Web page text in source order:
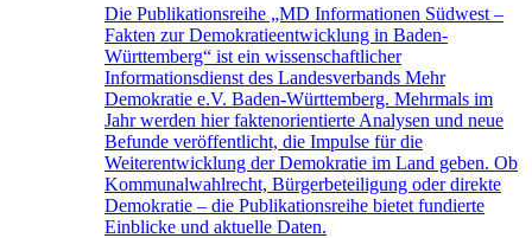
Die Publikationsreihe „MD Informationen Südwest –
Fakten zur Demokratieentwicklung in Baden-
Württemberg“ ist ein wissenschaftlicher
Informationsdienst des Landesverbands Mehr
Demokratie e.V. Baden-Württemberg. Mehrmals im
Jahr werden hier faktenorientierte Analysen und neue
Befunde veröffentlicht, die Impulse für die
Weiterentwicklung der Demokratie im Land geben. Ob
Kommunalwahlrecht, Bürgerbeteiligung oder direkte
Demokratie – die Publikationsreihe bietet fundierte
Einblicke und aktuelle Daten.